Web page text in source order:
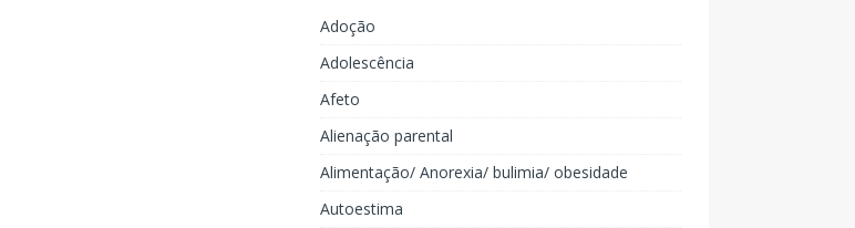
Adoção
Adolescência
Afeto
Alienação parental
Alimentação/ Anorexia/ bulimia/ obesidade
Autoestima